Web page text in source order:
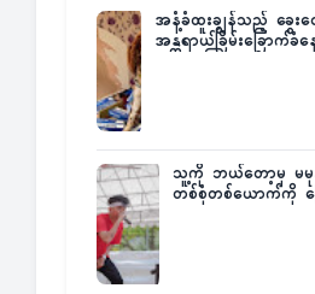
အနံ့ခံထူးချွန်သည့် ခွေ
အန္တရာယ်ခြိမ်းခြောက်ခံ
သူ့ကို ဘယ်တော့မှ မမု
တစ်စုံတစ်ယောက်ကို ပ